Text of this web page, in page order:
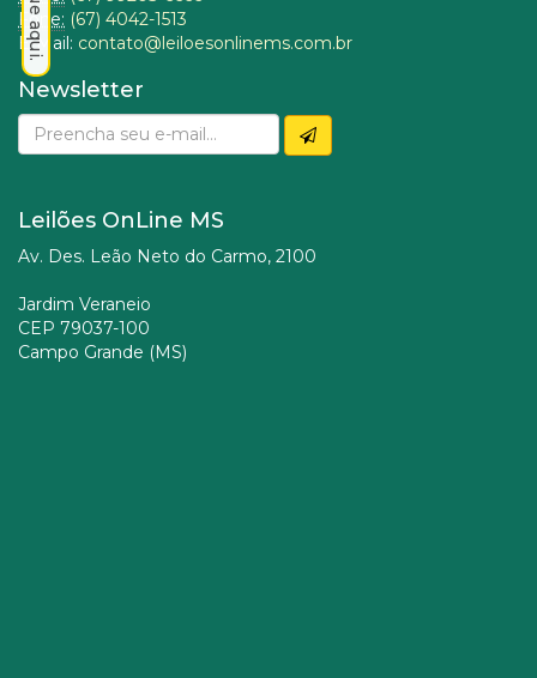
Fone: (67) 4042-1513
E-Mail: contato@leiloesonlinems.com.br
Newsletter
Leilões OnLine MS
Av. Des. Leão Neto do Carmo, 2100
Jardim Veraneio
CEP 79037-100
Campo Grande (MS)